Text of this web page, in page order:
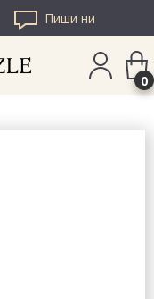
Пиши ни
0